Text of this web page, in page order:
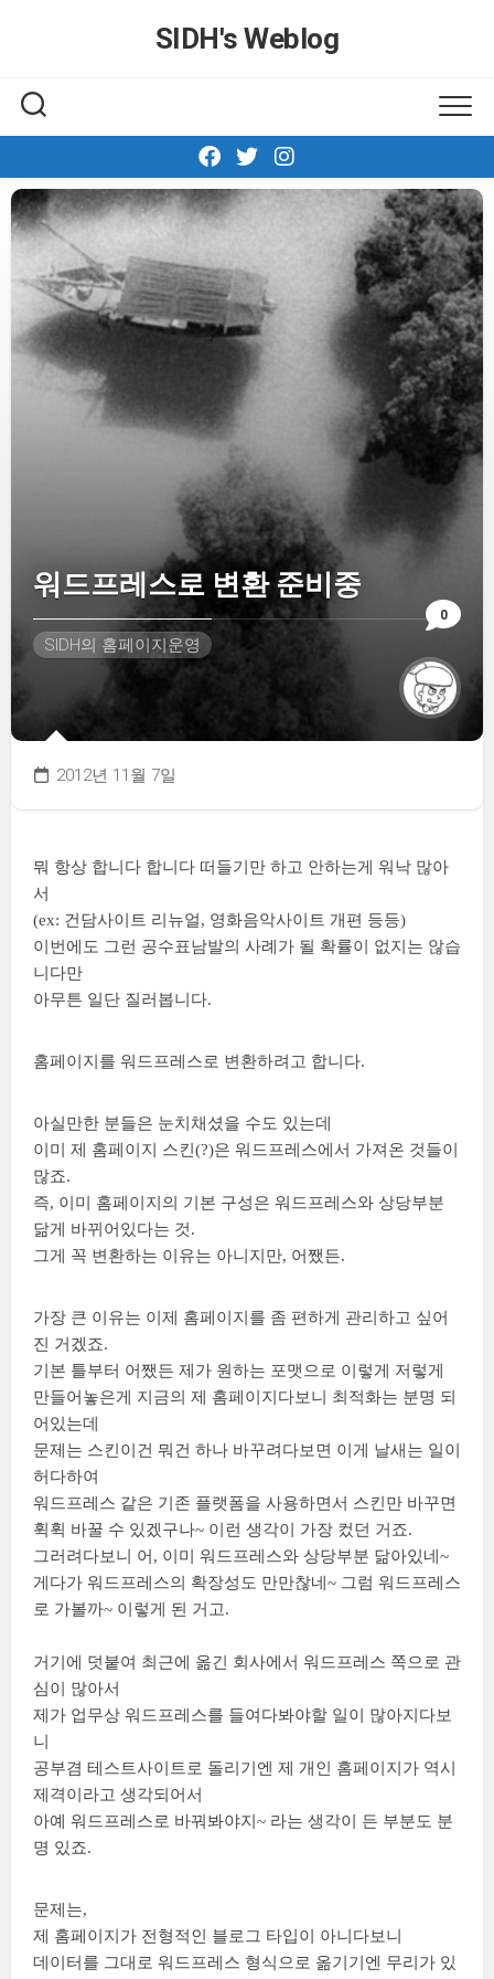
SIDH′s Weblog
0
워드프레스로 변환 준비중
SIDH의 홈페이지운영
2012년 11월 7일
뭐 항상 합니다 합니다 떠들기만 하고 안하는게 워낙 많아
서
(ex: 건담사이트 리뉴얼, 영화음악사이트 개편 등등)
이번에도 그런 공수표남발의 사례가 될 확률이 없지는 않습
니다만
아무튼 일단 질러봅니다.
홈페이지를 워드프레스로 변환하려고 합니다.
아실만한 분들은 눈치채셨을 수도 있는데
이미 제 홈페이지 스킨(?)은 워드프레스에서 가져온 것들이
많죠.
즉, 이미 홈페이지의 기본 구성은 워드프레스와 상당부분
닮게 바뀌어있다는 것.
그게 꼭 변환하는 이유는 아니지만, 어쨌든.
가장 큰 이유는 이제 홈페이지를 좀 편하게 관리하고 싶어
진 거겠죠.
기본 틀부터 어쨌든 제가 원하는 포맷으로 이렇게 저렇게
만들어놓은게 지금의 제 홈페이지다보니 최적화는 분명 되
어있는데
문제는 스킨이건 뭐건 하나 바꾸려다보면 이게 날새는 일이
허다하여
워드프레스 같은 기존 플랫폼을 사용하면서 스킨만 바꾸면
휙휙 바꿀 수 있겠구나~ 이런 생각이 가장 컸던 거죠.
그러려다보니 어, 이미 워드프레스와 상당부분 닮아있네~
게다가 워드프레스의 확장성도 만만찮네~ 그럼 워드프레스
로 가볼까~ 이렇게 된 거고.
거기에 덧붙여 최근에 옮긴 회사에서 워드프레스 쪽으로 관
심이 많아서
제가 업무상 워드프레스를 들여다봐야할 일이 많아지다보
니
공부겸 테스트사이트로 돌리기엔 제 개인 홈페이지가 역시
제격이라고 생각되어서
아예 워드프레스로 바꿔봐야지~ 라는 생각이 든 부분도 분
명 있죠.
문제는,
제 홈페이지가 전형적인 블로그 타입이 아니다보니
데이터를 그대로 워드프레스 형식으로 옮기기엔 무리가 있